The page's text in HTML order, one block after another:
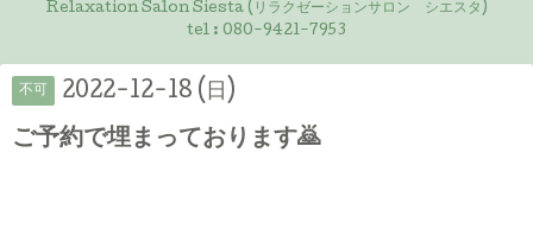
Relaxation Salon Siesta (リラクゼーションサロン シエスタ)
tel : 080-9421-7953
不可 2022-12-18 (日)
ご予約で埋まっております🙇